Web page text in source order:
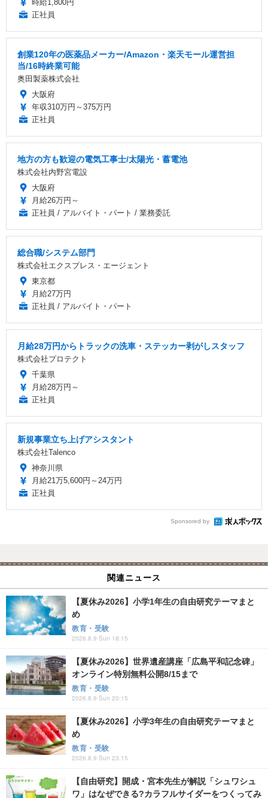
時給1,800円
正社員
創業120年の医薬品メーカー/Amazon・楽天モール運営担
当/16時終業可能
奥田製薬株式会社
大阪府
年収310万円～375万円
正社員
地方の方も歓迎の電気工事士/太陽光・蓄電池
株式会社内野宮電設
大阪府
月給26万円～
正社員 / アルバイト・パート / 業務委託
総合職/システム部門
株式会社エクスプレス・エージェント
東京都
月給27万円
正社員 / アルバイト・パート
月給28万円からトラックの洗車・ステッカー剥がしスタッフ
株式会社プロテクト
千葉県
月給28万円～
正社員
新規事業立ち上げアシスタント
株式会社Talenco
神奈川県
月給21万5,600円～24万円
正社員
Sponsored by
関連ニュース
【夏休み2026】小学1年生の自由研究テーマまと
め
教育・受験
2026.8.9 Sun 18:15
【夏休み2026】世界遺産講座「広島平和記念碑」
オンライン特別無料公開8/15まで
教育・受験
2026.8.9 Sun 20:15
【夏休み2026】小学3年生の自由研究テーマまと
め
教育・受験
2026.8.9 Sun 23:15
【自由研究】開成・宮本先生が解説「シュワシュ
ワ」はなぜできる?カラフルサイダーをつくってみ